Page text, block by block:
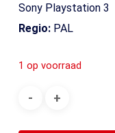
Sony Playstation 3
Regio:PAL
1 op voorraad